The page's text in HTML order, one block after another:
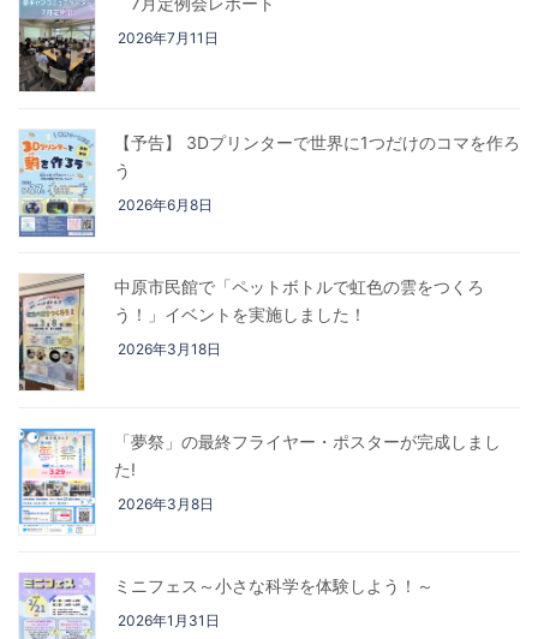
2026年7月11日
【予告】 3Dプリンターで世界に1つだけのコマを作ろ
う
2026年6月8日
中原市民館で「ペットボトルで虹色の雲をつくろ
う！」イベントを実施しました！
2026年3月18日
「夢祭」の最終フライヤー・ポスターが完成しまし
た!
2026年3月8日
ミニフェス～小さな科学を体験しよう！～
2026年1月31日